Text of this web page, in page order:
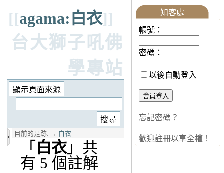
[[agama:白衣]]
台大獅子吼佛
學專站
目前的足跡: → 白衣
「 白衣 」共
有 5 個註解
知客處
帳號：
密碼：
以後自動登入
忘記密碼？
歡迎註冊以享全權！